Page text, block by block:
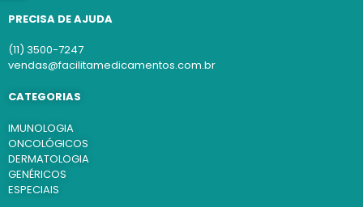
PRECISA DE AJUDA
(11) 3500-7247
vendas@facilitamedicamentos.com.br
CATEGORIAS
IMUNOLOGIA
ONCOLÓGICOS
DERMATOLOGIA
GENÉRICOS
ESPECIAIS